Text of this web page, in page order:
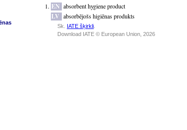
EN absorbent hygiene product
LV absorbējošs higiēnas produkts
Sk. IATE šķirkli
Download IATE © European Union, 2026